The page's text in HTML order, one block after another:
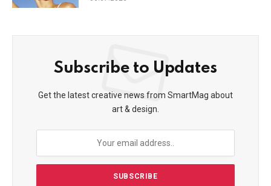
Subscribe to Updates
Get the latest creative news from SmartMag about
art & design.